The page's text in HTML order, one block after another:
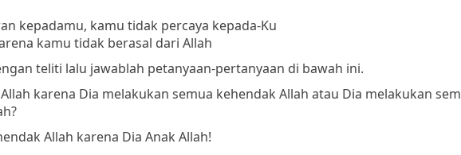
kepadamu, kamu tidak percaya kepada-Ku
kamu tidak berasal dari Allah
teliti lalu jawablah petanyaan-pertanyaan di bawah ini.
karena Dia melakukan semua kehendak Allah atau Dia melakukan
Allah karena Dia Anak Allah!